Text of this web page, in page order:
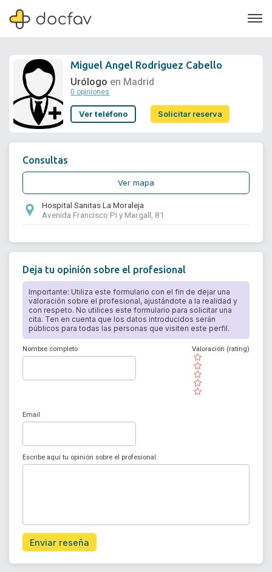
Soporte
Miguel Angel Rodriguez Cabello
Urólogo en Madrid
0 opiniones
Ver teléfono Solicitar reserva
Consultas
Ver mapa
Hospital Sanitas La Moraleja
Avenida Francisco Pi y Margall, 81
Deja tu opinión sobre el profesional
Importante: Utiliza este formulario con el fin de dejar una
valoración sobre el profesional, ajustándote a la realidad y
con respeto. No utilices este formulario para solicitar una
cita. Ten en cuenta que los datos introducidos serán
públicos para todas las personas que visiten este perfil.
Nombre completo
( )
( )
( )
( )
( )
Valoración (rating)
Email
Escribe aquí tu opinión sobre el profesional:
Enviar reseña